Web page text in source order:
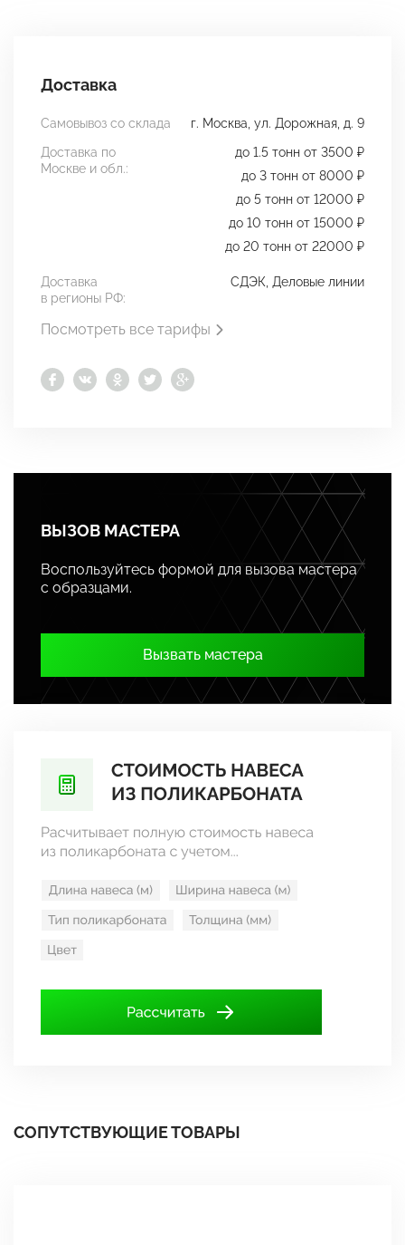
Доставка
Самовывоз со склада
г. Москва, ул. Дорожная, д. 9
Доставка по
Москве и обл.:
до 1.5 тонн от 3500 ₽
до 3 тонн от 8000 ₽
до 5 тонн от 12000 ₽
до 10 тонн от 15000 ₽
до 20 тонн от 22000 ₽
Доставка
в регионы РФ:
СДЭК, Деловые линии
Посмотреть все тарифы
ВЫЗОВ МАСТЕРА
Воспользуйтесь формой для вызова мастера
с образцами.
Вызвать мастера
СОПУТСТВУЮЩИЕ ТОВАРЫ